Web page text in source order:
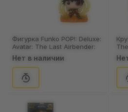
Фигурка Funko POP!: Deluxe:
Avatar: The Last Airbender:
Zuko, (81248)
Нет в наличии